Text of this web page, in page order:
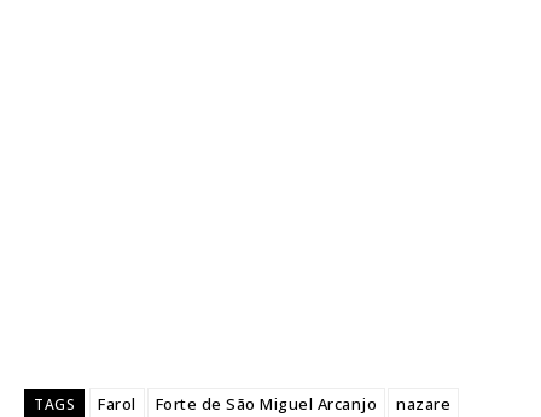
TAGS Farol Forte de São Miguel Arcanjo
nazare